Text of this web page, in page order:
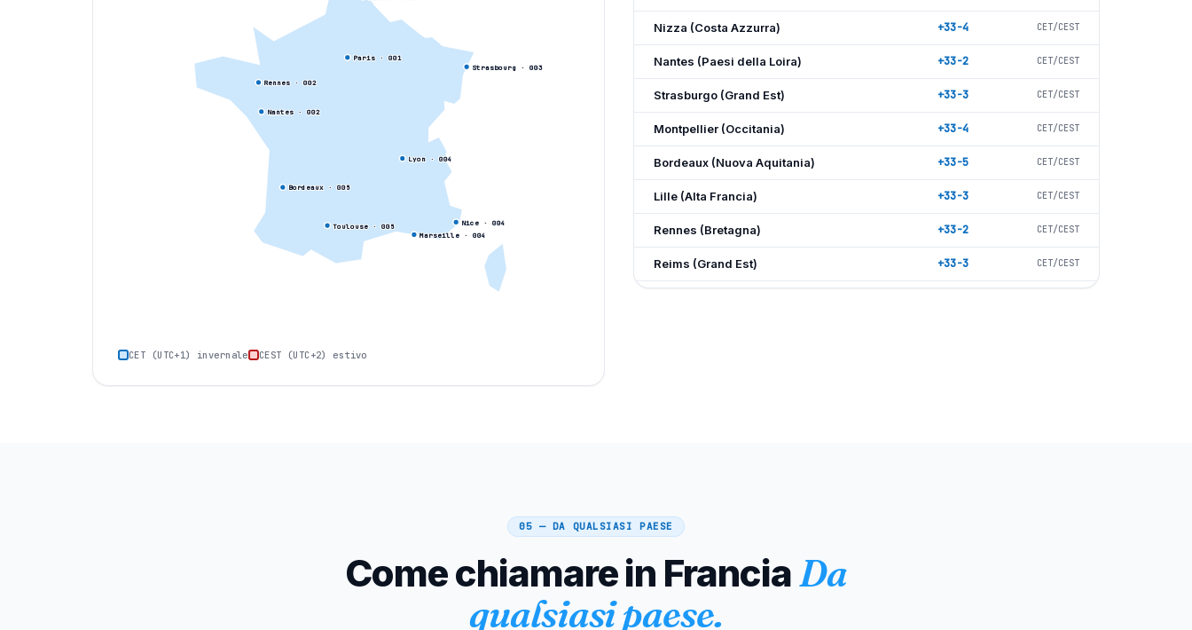
Paris· 001
Marseille· 004
Lyon· 004
Toulouse· 005 Nice · 004
Nantes· 002
Strasbourg · 003
Bordeaux· 005
Rennes· 002
CET (UTC+1) invernale CEST (UTC+2) estivo
Nizza (Costa Azzurra) +33-4 CET/CEST
Nantes (Paesi della Loira) +33-2 CET/CEST
Strasburgo (Grand Est) +33-3 CET/CEST
Montpellier (Occitania) +33-4 CET/CEST
Bordeaux (Nuova Aquitania) +33-5 CET/CEST
Lille (Alta Francia) +33-3 CET/CEST
Rennes (Bretagna) +33-2 CET/CEST
Reims (Grand Est) +33-3 CET/CEST
Villeurbanne (metropolitana di Lione)
Aix-en-Provence
05 — DA QUALSIASI PAESE
Come chiamare in FranciaDa
qualsiasi paese.